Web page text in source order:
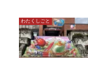
わたくしごと